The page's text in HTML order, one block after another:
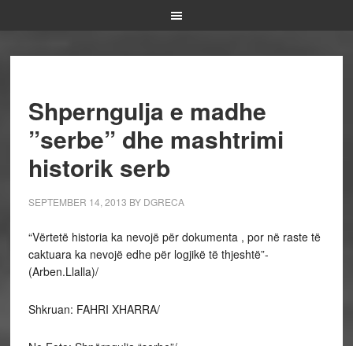
Shperngulja e madhe
”serbe” dhe mashtrimi
historik serb
SEPTEMBER 14, 2013 BY DGRECA
“Vërtetë historia ka nevojë për dokumenta , por në raste të
caktuara ka nevojë edhe për logjikë të thjeshtë”-
(Arben.Llalla)/
Shkruan: FAHRI XHARRA/